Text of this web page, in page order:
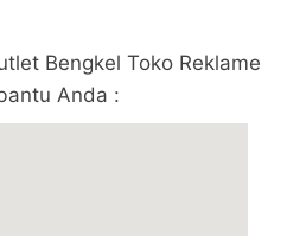
Bengkel Toko Reklame
Anda :